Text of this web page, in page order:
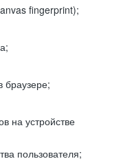
fingerprint);
браузере;
на устройстве
пользователя;